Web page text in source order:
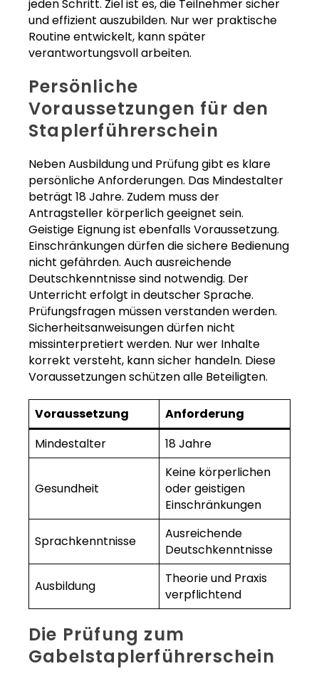
jeden Schritt. Ziel ist es, die Teilnehmer sicher
und effizient auszubilden. Nur wer praktische
Routine entwickelt, kann später
verantwortungsvoll arbeiten.
Persönliche
Voraussetzungen für den
Staplerführerschein
Neben Ausbildung und Prüfung gibt es klare
persönliche Anforderungen. Das Mindestalter
beträgt 18 Jahre. Zudem muss der
Antragsteller körperlich geeignet sein.
Geistige Eignung ist ebenfalls Voraussetzung.
Einschränkungen dürfen die sichere Bedienung
nicht gefährden. Auch ausreichende
Deutschkenntnisse sind notwendig. Der
Unterricht erfolgt in deutscher Sprache.
Prüfungsfragen müssen verstanden werden.
Sicherheitsanweisungen dürfen nicht
missinterpretiert werden. Nur wer Inhalte
korrekt versteht, kann sicher handeln. Diese
Voraussetzungen schützen alle Beteiligten.
Voraussetzung
Anforderung
Mindestalter
18 Jahre
Gesundheit
Keine körperlichen
oder geistigen
Einschränkungen
Sprachkenntnisse
Ausreichende
Deutschkenntnisse
Ausbildung
Theorie und Praxis
verpflichtend
Die Prüfung zum
Gabelstaplerführerschein